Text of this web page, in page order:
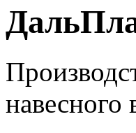
навесного